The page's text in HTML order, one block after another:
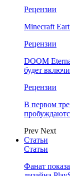
Рецензии
Minecraft
Рецензии
DOOM
будет
Рецензии
В первом
Prev Next
Статьи
Статьи
Фанат